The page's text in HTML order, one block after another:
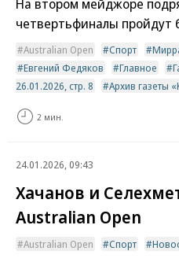
четвертьфиналы пройдут
Australian Open Спорт
Евгений Федяков
Главное
26.01.2026, стр. 8
Архив газеты
2 мин.
24.01.2026, 09:43
Хачанов и
Australian Open
Australian Open Спорт